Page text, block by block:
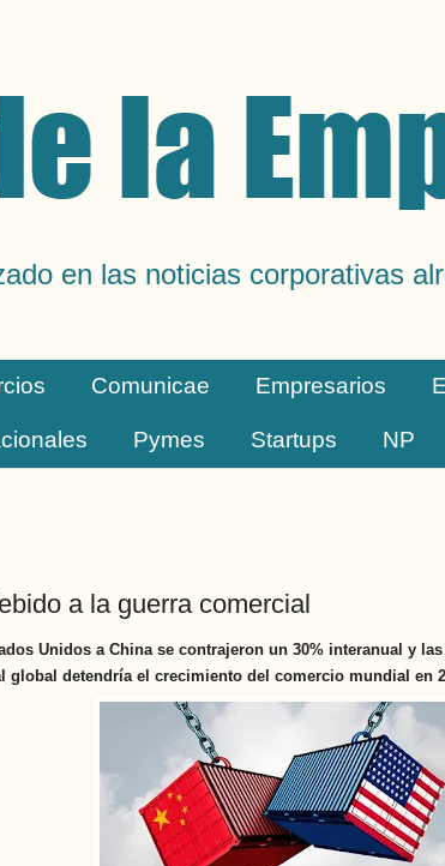
en las noticias corporativas
Comunicae Empresarios
Pymes Startups NP
a la guerra comercial
Unidos a China se contrajeron un 30% interanual y
global detendría el crecimiento del comercio mundial en